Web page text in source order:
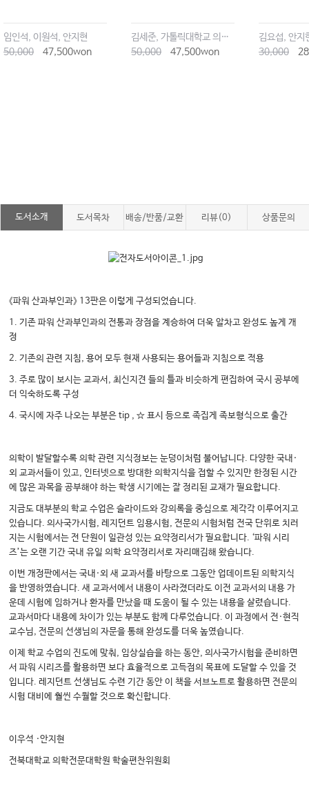
임인석, 이원석, 안지현
50,000
47,500won
김세준, 가톨릭대학교 의과대학 학생회
50,000
47,500won
김요섭, 안지
30,000
도서소개 도서목차 배송/반품/교환 리뷰(0) 상품문의
《파워 산과부인과》 13판은 이렇게 구성되었습니다.
1. 기존 파워 산과부인과의 전통과 장점을 계승하여 더욱 알차고 완성도 높게 개
정
2. 기존의 관련 지침, 용어 모두 현재 사용되는 용어들과 지침으로 적용
3. 주로 많이 보시는 교과서, 최신지견 들의 틀과 비슷하게 편집하여 국시 공부에
더 익숙하도록 구성
4. 국시에 자주 나오는 부분은 tip , ☆ 표시 등으로 족집게 족보형식으로 출간
의학이 발달할수록 의학 관련 지식정보는 눈덩이처럼 불어납니다. 다양한 국내·
외 교과서들이 있고, 인터넷으로 방대한 의학지식을 접할 수 있지만 한정된 시간
에 많은 과목을 공부해야 하는 학생 시기에는 잘 정리된 교재가 필요합니다.
지금도 대부분의 학교 수업은 슬라이드와 강의록을 중심으로 제각각 이루어지고
있습니다. 의사국가시험, 레지던트 임용시험, 전문의 시험처럼 전국 단위로 치러
지는 시험에서는 전 단원이 일관성 있는 요약정리서가 필요합니다. ‘파워 시리
즈’는 오랜 기간 국내 유일 의학 요약정리서로 자리매김해 왔습니다.
이번 개정판에서는 국내·외 새 교과서를 바탕으로 그동안 업데이트된 의학지식
을 반영하였습니다. 새 교과서에서 내용이 사라졌더라도 이전 교과서의 내용 가
운데 시험에 임하거나 환자를 만났을 때 도움이 될 수 있는 내용을 살렸습니다.
교과서마다 내용에 차이가 있는 부분도 함께 다루었습니다. 이 과정에서 전·현직
교수님, 전문의 선생님의 자문을 통해 완성도를 더욱 높였습니다.
이제 학교 수업의 진도에 맞춰, 임상실습을 하는 동안, 의사국가시험을 준비하면
서 파워 시리즈를 활용하면 보다 효율적으로 고득점의 목표에 도달할 수 있을 것
입니다. 레지던트 선생님도 수련 기간 동안 이 책을 서브노트로 활용하면 전문의
시험 대비에 훨씬 수월할 것으로 확신합니다.
이우석 ·안지현
전북대학교 의학전문대학원 학술편찬위원회